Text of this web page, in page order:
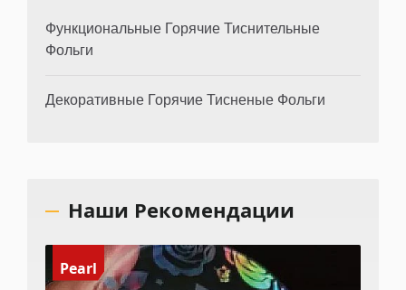
Функциональные Горячие Тиснительные
Фольги
Декоративные Горячие Тисненые Фольги
Наши Рекомендации
Pearl